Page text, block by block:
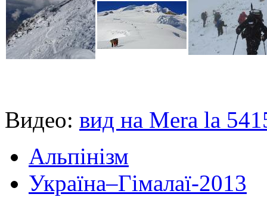
Видео: вид на Mera la
Альпінізм
Україна–Гімалаї-2013